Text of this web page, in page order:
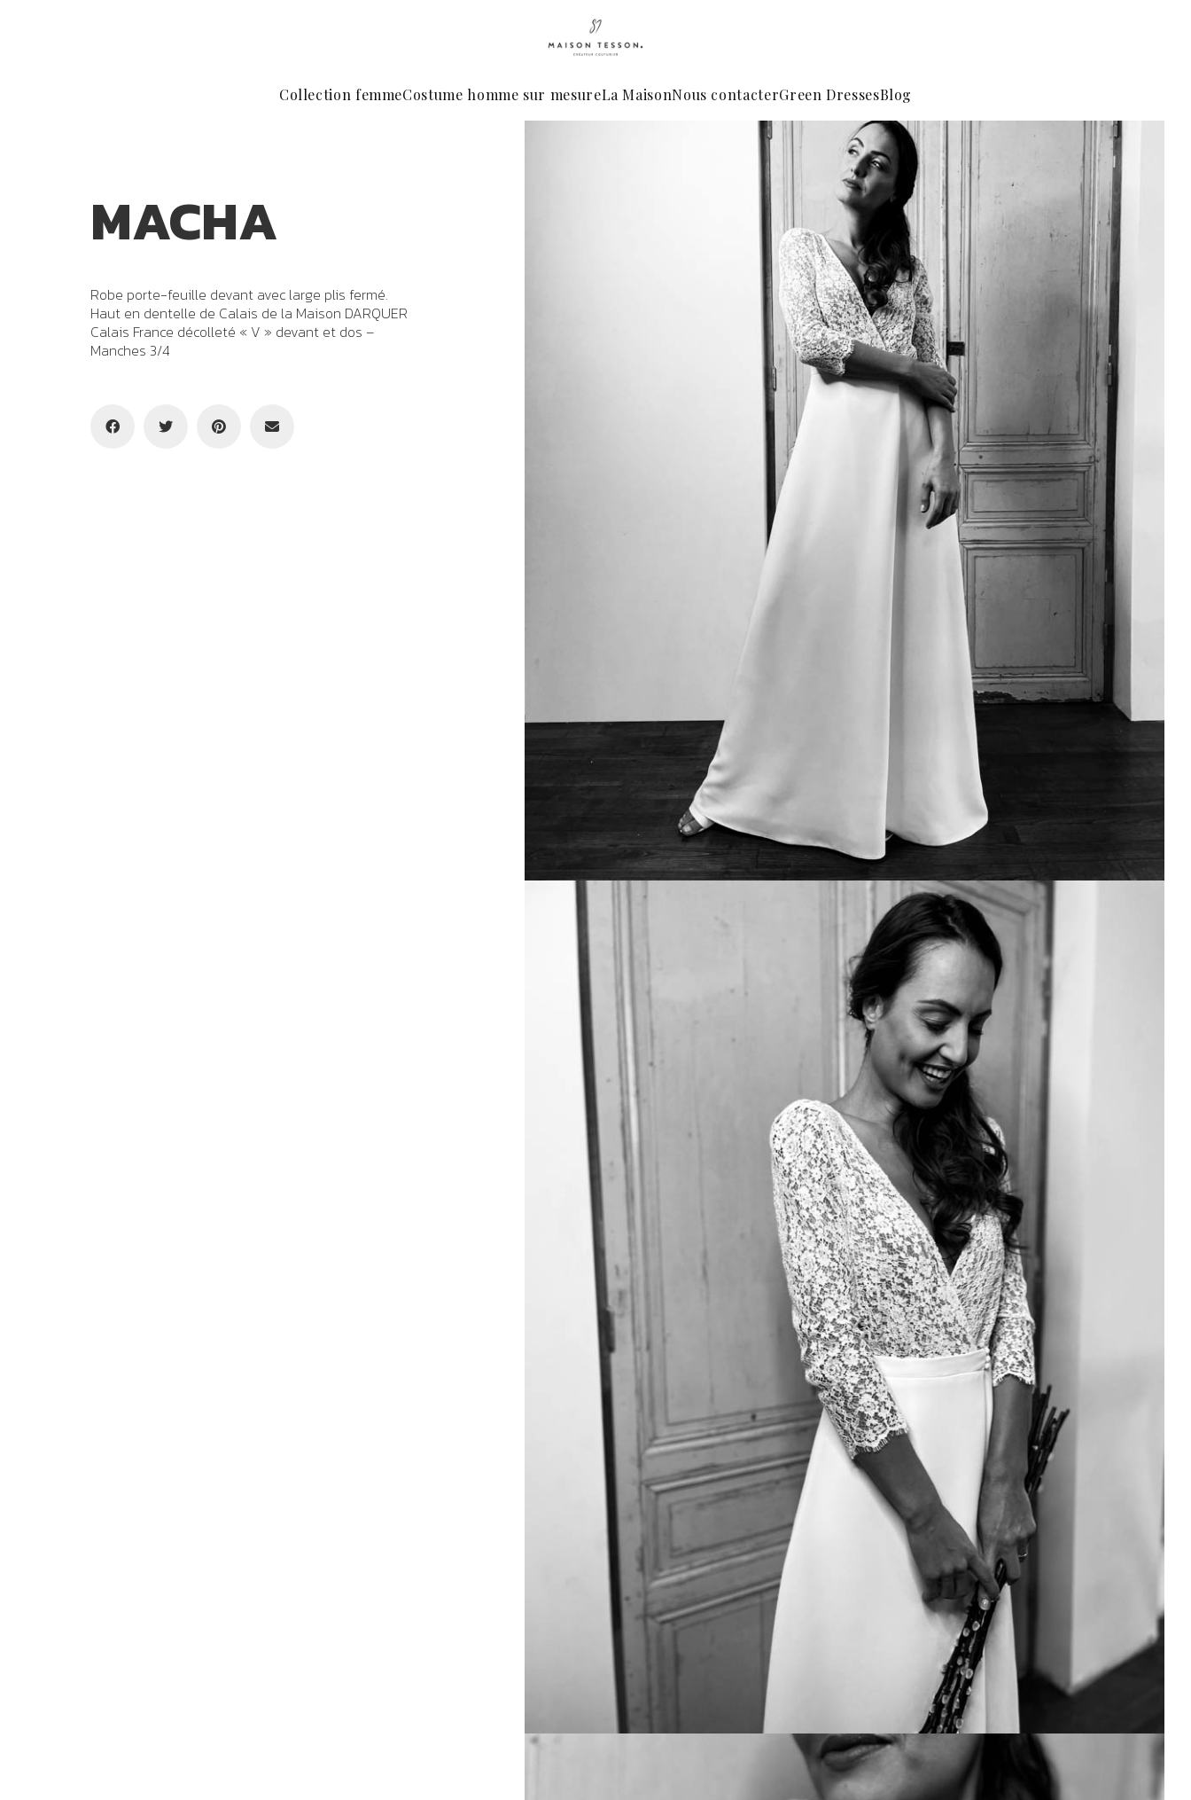
Collection femmeCostume homme sur mesureLa MaisonNous contacterGreen DressesBlog
MACHA
Robe porte-feuille devant avec large plis fermé.
Haut en dentelle de Calais de la Maison DARQUER
Calais France décolleté « V » devant et dos –
Manches 3/4